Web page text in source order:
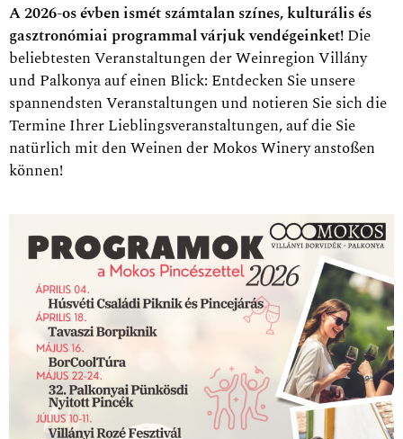
A 2026-os évben ismét számtalan színes, kulturális és
gasztronómiai programmal várjuk vendégeinket!Die
beliebtesten Veranstaltungen der Weinregion Villány
und Palkonya auf einen Blick: Entdecken Sie unsere
spannendsten Veranstaltungen und notieren Sie sich die
Termine Ihrer Lieblingsveranstaltungen, auf die Sie
natürlich mit den Weinen der Mokos Winery anstoßen
können!